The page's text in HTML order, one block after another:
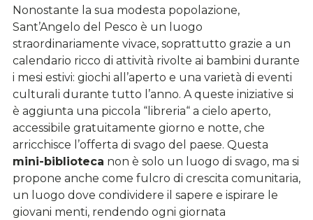
Nonostante la sua modesta popolazione,
Sant’Angelo del Pesco è un luogo
straordinariamente vivace, soprattutto grazie a un
calendario ricco di attività rivolte ai bambini durante
i mesi estivi: giochi all’aperto e una varietà di eventi
culturali durante tutto l’anno. A queste iniziative si
è aggiunta una piccola “libreria“ a cielo aperto,
accessibile gratuitamente giorno e notte, che
arricchisce l’offerta di svago del paese. Questa
mini-biblioteca non è solo un luogo di svago, ma si
propone anche come fulcro di crescita comunitaria,
un luogo dove condividere il sapere e ispirare le
giovani menti, rendendo ogni giornata